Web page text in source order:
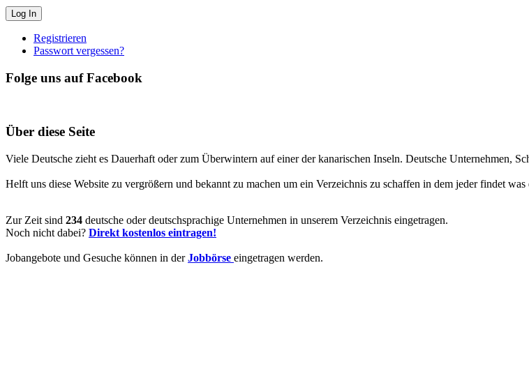
Registrieren
Passwort vergessen?
Folge uns auf Facebook
Über diese Seite
Viele Deutsche zieht es Dauerhaft oder zum Überwintern auf einer der kanarischen Inseln. Deutsche Unternehmen,
Helft uns diese Website zu vergrößern und bekannt zu machen um ein Verzeichnis zu schaffen in dem jeder findet was
Zur Zeit sind 234 deutsche oder deutschsprachige Unternehmen in unserem Verzeichnis eingetragen.
Noch nicht dabei? Direkt kostenlos eintragen!
Jobangebote und Gesuche können in derJobbörse eingetragen werden.